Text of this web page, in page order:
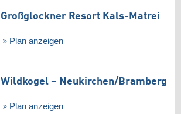
Großglockner Resort Kals-Matrei
Plan anzeigen
Wildkogel – Neukirchen/​Bramberg
Plan anzeigen